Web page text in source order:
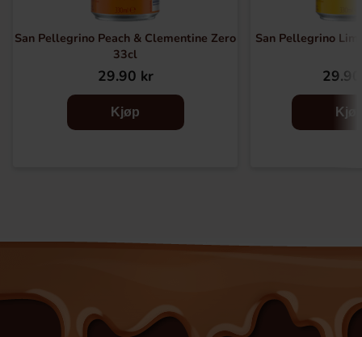
San Pellegrino Peach & Clementine Zero
33cl
29.90 kr
Kjøp
San Pellegrino